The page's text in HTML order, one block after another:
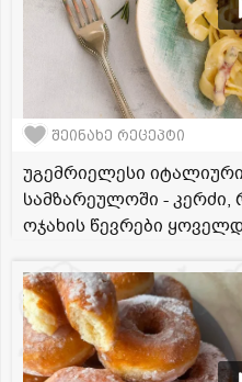
შეინახე რეცეპტი
უგემრიელესი იტალიური
სამზარეულოში -
ოჯახის წევრები